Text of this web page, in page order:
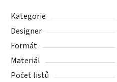
Kategorie
Designer
Formát
Materiál
Počet listů